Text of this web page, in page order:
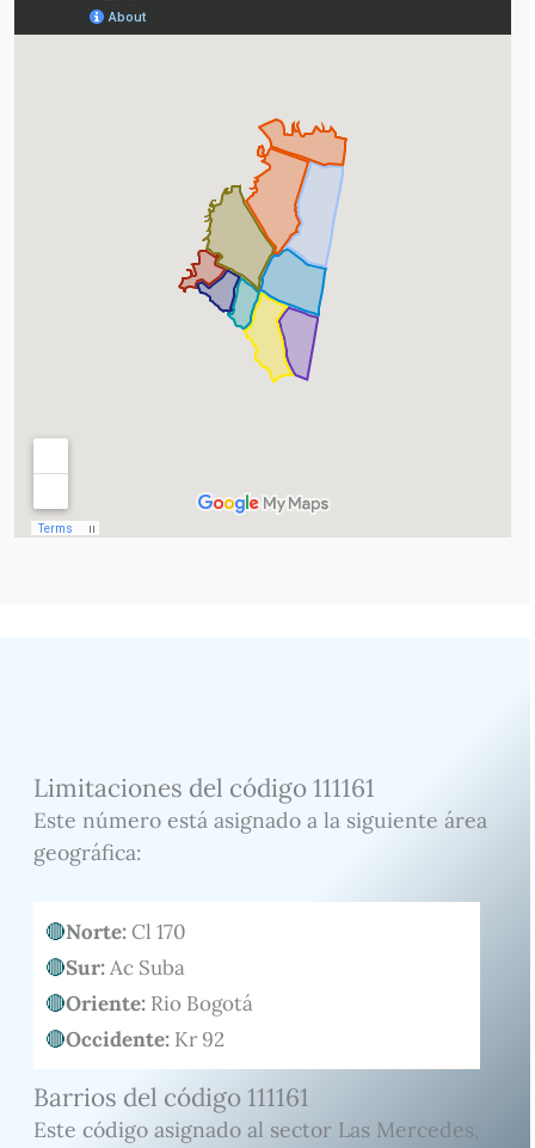
Limitaciones del código 111161
Este número está asignado a la siguiente área
geográfica:
Norte:Cl 170
Sur:Ac Suba
Oriente: Rio Bogotá
Occidente:Kr 92
Barrios del código 111161
Este código asignado al sector Las Mercedes,